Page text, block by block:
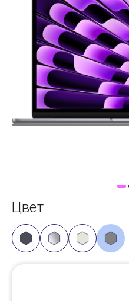
Оплата
Доставка
Самовывоз
Trade-In
Цвет